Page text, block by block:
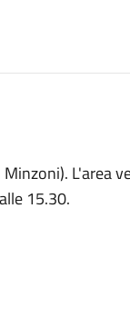
L'area
15.30.